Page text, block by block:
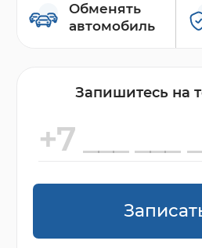
Обменять
автомобиль
Запишитесь на